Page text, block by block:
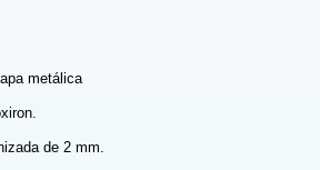
metálica
de 2 mm.